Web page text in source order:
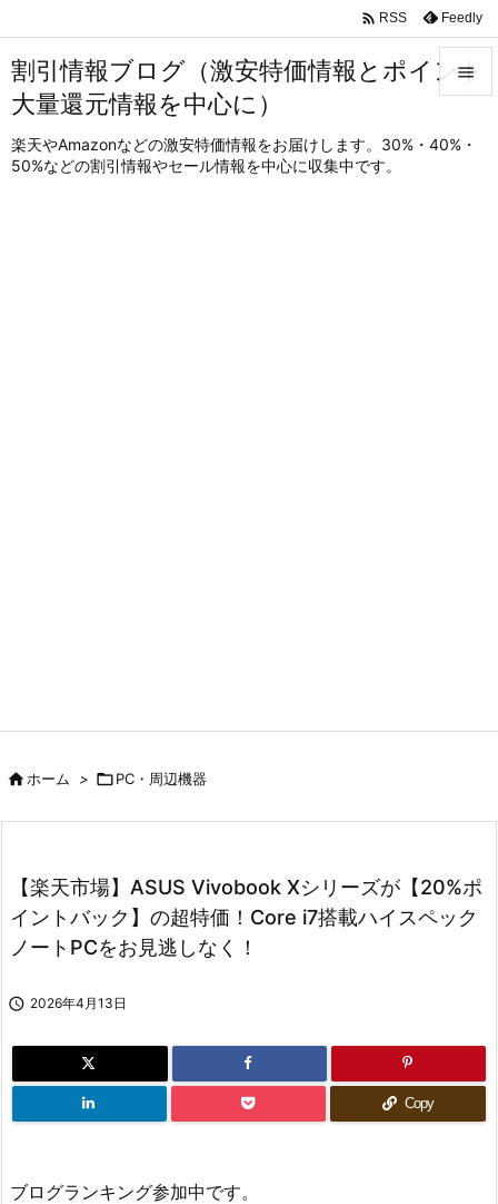
割引情報ブログ（激安特価情報とポイント
大量還元情報を中心に）
楽天やAmazonなどの激安特価情報をお届けします。30%・40%・
50%などの割引情報やセール情報を中心に収集中です。

メニュ
 RSS Feedly
ホーム > PC・周辺機器
【楽天市場】ASUS Vivobook Xシリーズが【20%ポ
イントバック】の超特価！Core i7搭載ハイスペック
ノートPCをお見逃しなく！
 2026年4月13日
Copy
ブログランキング参加中です。